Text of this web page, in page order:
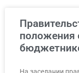
положения
На заседании